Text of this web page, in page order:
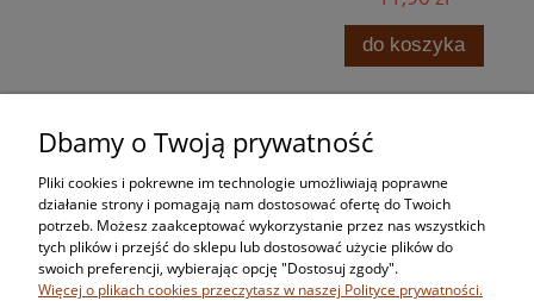
Zakupy
Pomoc
Moje konto
Dbamy o Twoją prywatność
Pliki cookies i pokrewne im technologie umożliwiają poprawne
działanie strony i pomagają nam dostosować ofertę do Twoich
potrzeb. Możesz zaakceptować wykorzystanie przez nas wszystkich
tych plików i przejść do sklepu lub dostosować użycie plików do
swoich preferencji, wybierając opcję "Dostosuj zgody".
Więcej o plikach cookies przeczytasz w naszej Polityce prywatności.